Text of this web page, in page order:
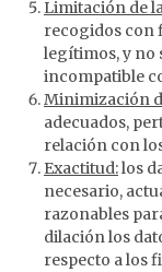
Limitación de
recogidos con
legítimos, y no
incompatible
Minimización
adecuados,
relación con
Exactitud:los
necesario,
razonables
dilación los
respecto a los